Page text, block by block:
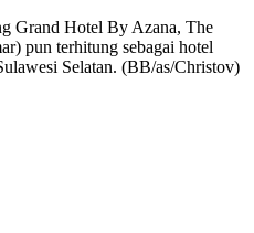
Grand Hotel By Azana, The
pun terhitung sebagai hotel
Selatan. (BB/as/Christov)